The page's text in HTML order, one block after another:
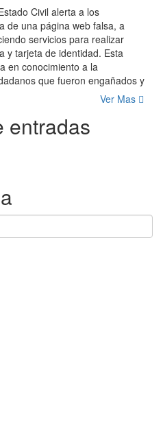
Civil alerta a los
de una página web falsa, a
servicios para realizar
y tarjeta de identidad. Esta
en conocimiento a la
que fueron engañados y
Ver Mas
entradas